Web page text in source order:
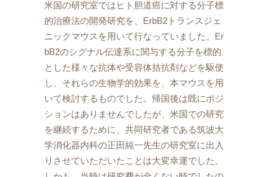
米国の研究室ではヒト胆道癌に対する分子標
的治療法の開発研究を、ErbB2トランスジェ
ニックマウスを用いて行なっていました。Er
bB2のシグナル伝達系に関与する分子を標的
とした様々な抗体や受容体拮抗剤などを駆使
し、それらの生物学的効果を、本マウスを用
いて検討するものでした。帰国後は既にポジ
ションはありませんでしたが、米国での研究
を継続するために、共同研究者である筑波大
学消化器内科の正田純一先生の研究室に出入
りさせていただいたことは大変幸運でした。